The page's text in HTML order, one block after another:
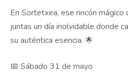
En Sortetxea, ese rincón
juntas un día inolvidable donde
su auténtica esencia. 🌟
📅 Sábado 31 de mayo